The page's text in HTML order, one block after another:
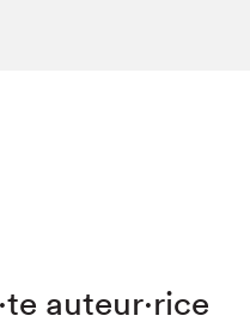
auteur·rice